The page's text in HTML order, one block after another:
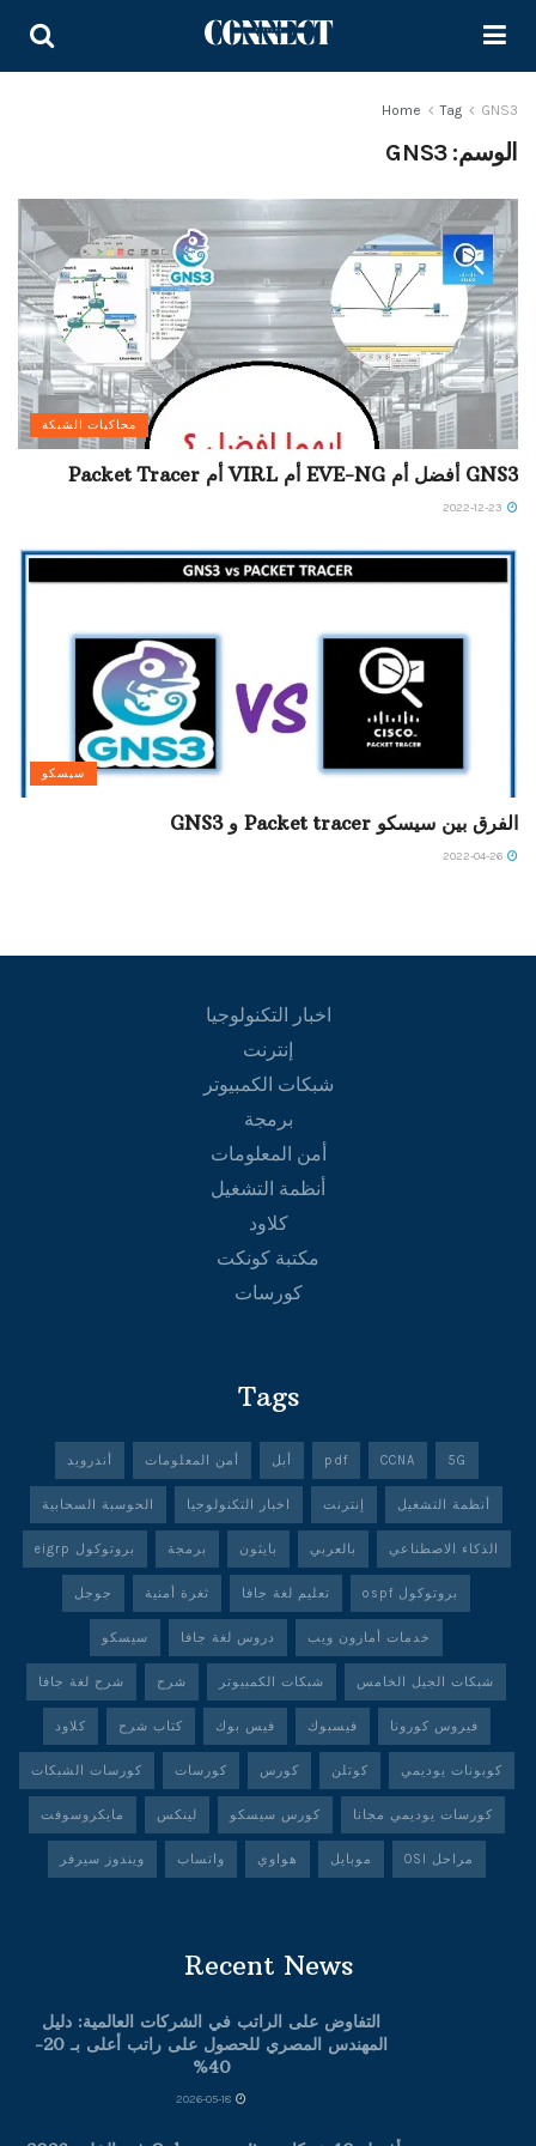
Home Tag GNS3
الوسم:GNS3
محاكيات الشبكة
GNS3 أفضل أم EVE-NG أم VIRL أم Packet Tracer
سيسكو
الفرق بين سيسكو Packet tracer و GNS3
اخبار التكنولوجيا
إنترنت
شبكات الكمبيوتر
برمجة
أمن المعلومات
أنظمة التشغيل
كلاود
مكتبة كونكت
كورسات
Tags
5G
CCNA
pdf أبل أمن المعلومات أندرويد
أنظمة التشغيل إنترنت اخبار التكنولوجيا الحوسبة السحابية
الذكاء الاصطناعي بالعربي بايثون برمجة بروتوكول eigrp
بروتوكول ospf تعليم لغة جافا ثغرة أمنية جوجل
خدمات أمازون ويب دروس لغة جافا سيسكو
شبكات الجيل الخامس شبكات الكمبيوتر شرح شرح لغة جافا
فيروس كورونا فيسبوك فيس بوك كتاب شرح كلاود
كوبونات يوديمي كوتلن كورس كورسات كورسات الشبكات
كورسات يوديمي مجانا كورس سيسكو لينكس مايكروسوفت
مراحل OSI موبايل هواوي واتساب ويندوز سيرفر
Recent News
التفاوض على الراتب في الشركات العالمية: دليل
المهندس المصري للحصول على راتب أعلى بـ 20-
40%